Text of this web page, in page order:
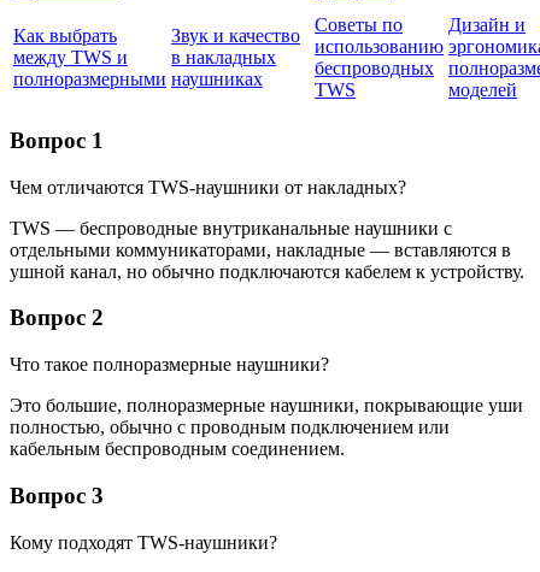
Как выбрать
между TWS и
полноразмерными
Звук и качество
в накладных
наушниках
Советы по
использованию
беспроводных
TWS
Дизайн и
моделей
Вопрос 1
Чем отличаются TWS-наушники от накладных?
TWS — беспроводные внутриканальные наушники с
отдельными коммуникаторами, накладные — вставляются в
ушной канал, но обычно подключаются кабелем к устройству.
Вопрос 2
Что такое полноразмерные наушники?
Это большие, полноразмерные наушники, покрывающие уши
полностью, обычно с проводным подключением или
кабельным беспроводным соединением.
Вопрос 3
Кому подходят TWS-наушники?